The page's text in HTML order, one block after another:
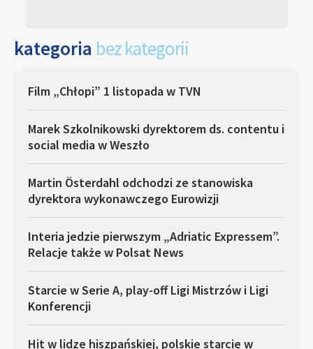
kategoria bez kategorii
Film „Chłopi” 1 listopada w TVN
Marek Szkolnikowski dyrektorem ds. contentu i
social media w Weszło
Martin Österdahl odchodzi ze stanowiska
dyrektora wykonawczego Eurowizji
Interia jedzie pierwszym „Adriatic Expressem”.
Relacje także w Polsat News
Starcie w Serie A, play-off Ligi Mistrzów i Ligi
Konferencji
Hit w lidze hiszpańskiej, polskie starcie w